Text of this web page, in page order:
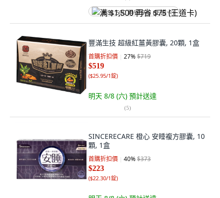
满 $1,500 再省 $75 (王道卡)
豐滿生技 超級紅薑黃膠囊, 20顆, 1盒
首購折扣價 27%$719
$519
($25.95/1錠)
明天 8/8 (六) 預計送達
(5)
SINCERECARE 橙心 安睡複方膠囊, 10
顆, 1盒
首購折扣價 40%$373
$223
($22.30/1錠)